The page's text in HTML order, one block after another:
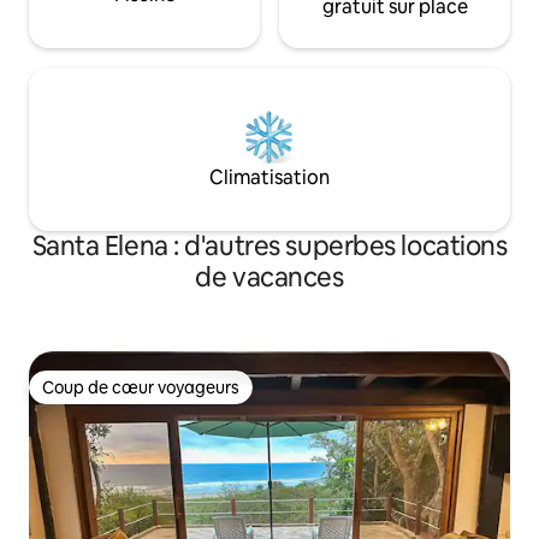
gratuit sur place
Climatisation
Santa Elena : d'autres superbes locations
de vacances
Coup de cœur voyageurs
Coup de cœur voyageurs